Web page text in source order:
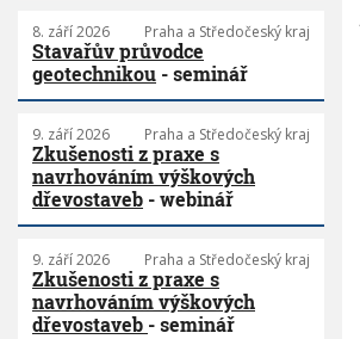
8. září 2026 Praha a Středočeský kraj
Stavařův průvodce
geotechnikou - seminář
9. září 2026 Praha a Středočeský kraj
Zkušenosti z praxe s
navrhováním výškových
dřevostaveb - webinář
9. září 2026 Praha a Středočeský kraj
Zkušenosti z praxe s
navrhováním výškových
dřevostaveb - seminář